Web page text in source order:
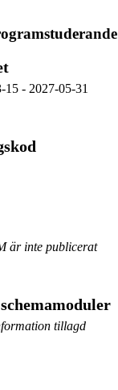
15 - 2027-05-31
är inte publicerat
tillagd